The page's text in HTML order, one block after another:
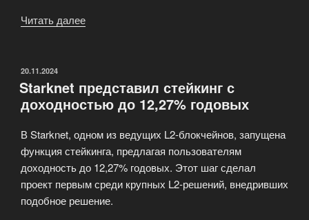
Читать далее
криптофонды:
$3,12
за
неделю»
ОПУБЛИКОВАНО
20.11.2024
Starknet представил стейкинг с
доходностью до 12,27% годовых
В Starknet, одном из ведущих L2-блокчейнов, запущена
функция стейкинга, предлагая пользователям
доходность до 12,27% годовых. Этот шаг сделал
проект первым среди крупных L2-решений, внедривших
подобное решение.